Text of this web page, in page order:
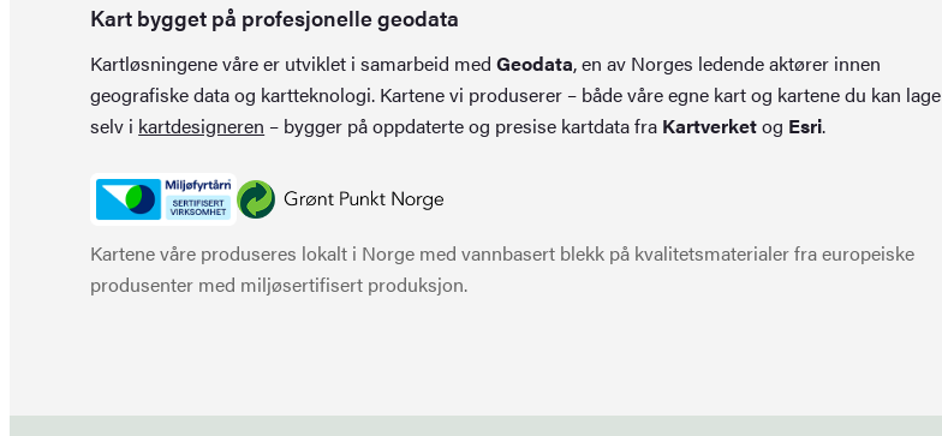
Kart bygget på profesjonelle geodata
Kartløsningene våre er utviklet i samarbeid medGeodata, en av Norges ledende aktører innen
geografiske data og kartteknologi. Kartene vi produserer – både våre egne kart og kartene du kan lage
selv i kartdesigneren – bygger på oppdaterte og presise kartdata fra Kartverketog Esri.
Kartene våre produseres lokalt i Norge med vannbasert blekk på kvalitetsmaterialer fra europeiske
produsenter med miljøsertifisert produksjon.